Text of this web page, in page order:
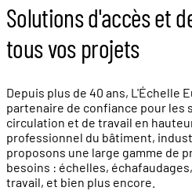
Solutions d'accès et
tous vos projets
Depuis plus de 40 ans, L'Échelle
partenaire de confiance pour les
circulation et de travail en
professionnel du bâtiment,
proposons une large gamme de
besoins : échelles,
travail, et bien plus encore.